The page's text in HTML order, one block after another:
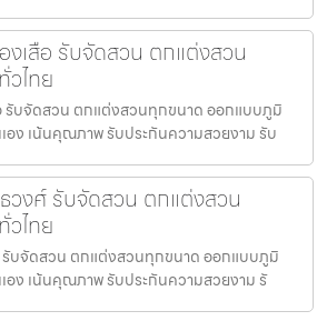
เสือ รับจัดสวน ตกแต่งสวน
ไทย
รับจัดสวน ตกแต่งสวนทุกขนาด ออกแบบภูมิ
อง เน้นคุณภาพ รับประกันความสวยงาม รับ
งศ์ รับจัดสวน ตกแต่งสวน
ไทย
บจัดสวน ตกแต่งสวนทุกขนาด ออกแบบภูมิ
อง เน้นคุณภาพ รับประกันความสวยงาม รั